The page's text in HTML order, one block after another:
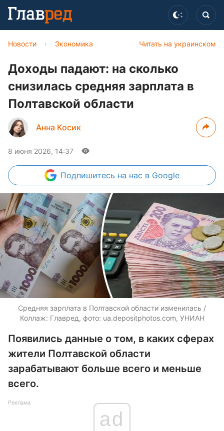
Читать на украинском
Новости › Экономика
Доходы падают: на сколько
снизилась средняя зарплата в
Полтавской области
Анна Косик
8 июня 2026, 14:37
Подпишитесь на нас в Google
Средняя зарплата в Полтавской области изменилась /
Коллаж: Главред, фото: ua.depositphotos.com, УНИАН
Появились данные о том, в каких сферах
жители Полтавской области
зарабатывают больше всего и меньше
всего.
Реклама
ad